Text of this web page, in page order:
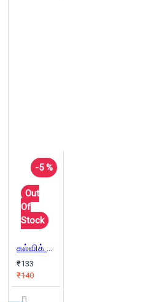
-5 %
Out
Of
Stock
கல்விக் குழப்பங்கள்
₹133
₹140